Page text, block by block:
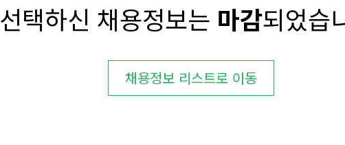
선택하신 채용정보는 마감되었습
채용정보 리스트로 이동